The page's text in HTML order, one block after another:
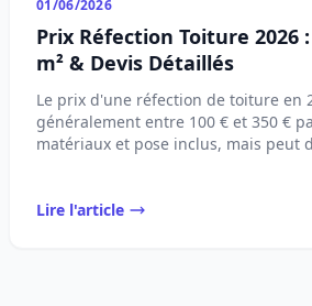
01/06/2026
Prix Réfection Toiture 2026
m² & Devis Détaillés
Le prix d'une réfection de toiture en
généralement entre 100 € et 350 €
matériaux et pose inclus, mais peut
Lire l'article